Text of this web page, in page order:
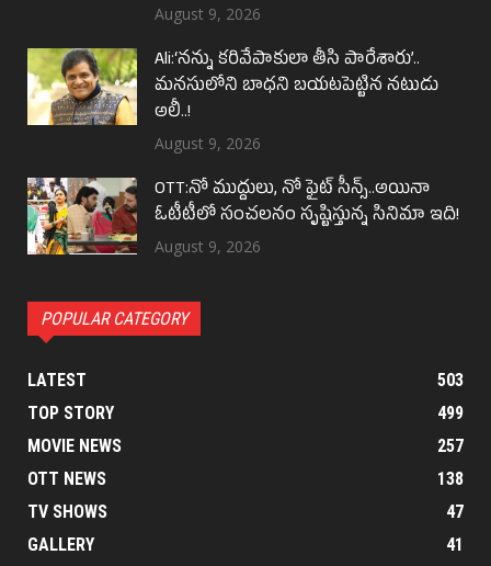
August 9, 2026
Ali:‘నన్ను కరివేపాకులా తీసి పారేశారు’..
మనసులోని బాధని బయటపెట్టిన నటుడు
అలీ..!
August 9, 2026
OTT:నో ముద్దులు, నో ఫైట్ సీన్స్..అయినా
ఓటీటీలో సంచలనం సృష్టిస్తున్న సినిమా ఇది!
August 9, 2026
POPULAR CATEGORY
LATEST
503
TOP STORY
499
MOVIE NEWS
257
OTT NEWS
138
TV SHOWS
47
GALLERY
41